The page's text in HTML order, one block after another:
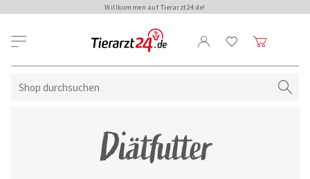
Willkommen auf Tierarzt24.de!
Diätfutter